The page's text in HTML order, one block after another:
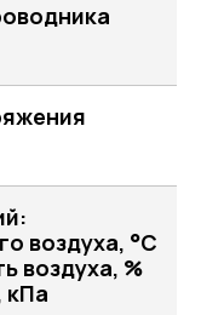
воздуха, °С
воздуха, %
кПа